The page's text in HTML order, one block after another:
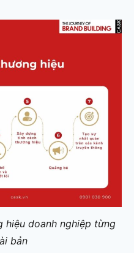
hiệu doanh nghiệp từng
bản